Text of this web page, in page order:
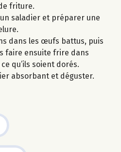
friture.
saladier et préparer une
dans les œufs battus, puis
faire ensuite frire dans
qu’ils soient dorés.
absorbant et déguster.